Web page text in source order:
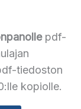
pdf-
tiedoston
kopiolle.